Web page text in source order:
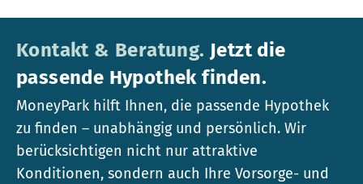
Kontakt & Beratung. Jetzt die
passende Hypothek finden.
MoneyPark hilft Ihnen, die passende Hypothek
zu finden – unabhängig und persönlich. Wir
berücksichtigen nicht nur attraktive
Konditionen, sondern auch Ihre Vorsorge- und